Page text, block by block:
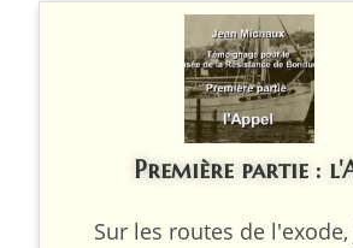
Première partie :
Sur les routes de